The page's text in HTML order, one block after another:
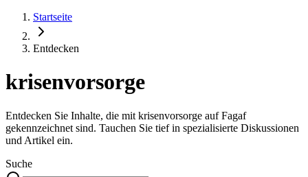
Startseite
Entdecken
krisenvorsorge
Entdecken Sie Inhalte, die mit krisenvorsorge auf Fagaf
gekennzeichnet sind. Tauchen Sie tief in spezialisierte Diskussionen
und Artikel ein.
Suche